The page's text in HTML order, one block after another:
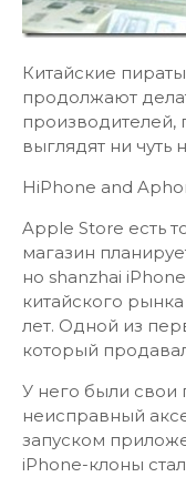
Китайские
продолжают
производителей,
выглядят ни чуть
HiPhone and
Apple Store есть
магазин
но shanzhai
китайского
лет. Одной из
который
У него были свои
неисправный
запуском
iPhone-клоны